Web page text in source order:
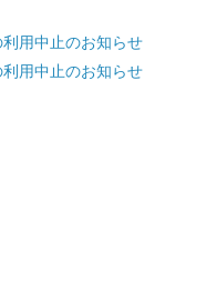
利用中止のお知らせ
利用中止のお知らせ